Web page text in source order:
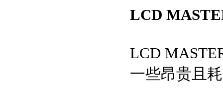
LCD
LCD
一些昂贵且